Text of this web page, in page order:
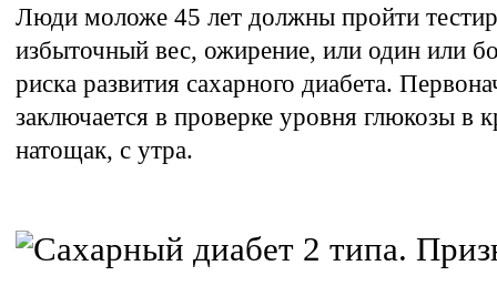
Люди моложе 45 лет должны пройти
избыточный вес, ожирение, или один или
риска развития сахарного диабета.
заключается в проверке уровня глюкозы в
натощак, с утра.